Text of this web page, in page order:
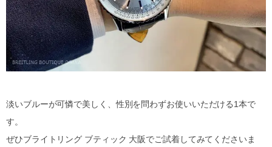
淡いブルーが可憐で美しく、性別を問わずお使いいただける1本で
す。
ぜひブライトリング ブティック 大阪でご試着してみてくださいま